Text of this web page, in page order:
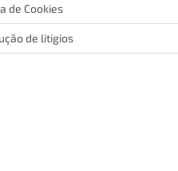
de Cookies
de litigios